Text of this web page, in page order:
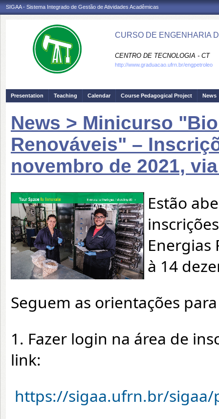
SIGAA - Sistema Integrado de Gestão de Atividades Acadêmicas
CURSO DE ENGENHARIA
CENTRO DE TECNOLOGIA - CT
http://www.graduacao.ufrn.br/engpetroleo
Presentation Teaching Calendar Course Pedagogical Project News
News > Minicurso
Renováveis" –
novembro de 2021,
Estão
Energias
à 14
Seguem as orientações
1. Fazer login na área de
link:
https://sigaa.ufrn.br/sigaa/